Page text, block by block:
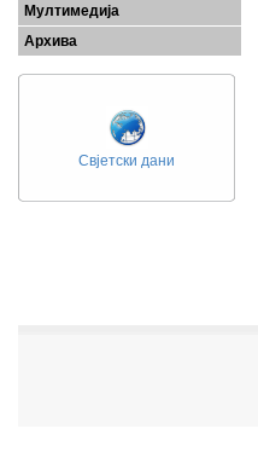
Мултимедија
Архива
Свјетски дани